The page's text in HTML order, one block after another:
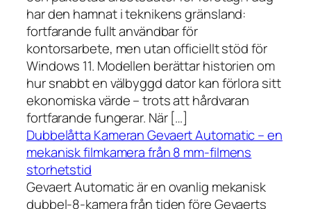
har den hamnat i teknikens gränsland:
fortfarande fullt användbar för
kontorsarbete, men utan officiellt stöd för
Windows 11. Modellen berättar historien om
hur snabbt en välbyggd dator kan förlora sitt
ekonomiska värde – trots att hårdvaran
fortfarande fungerar. När […]
Dubbelåtta Kameran Gevaert Automatic – en
mekanisk filmkamera från 8 mm-filmens
storhetstid
Gevaert Automatic är en ovanlig mekanisk
dubbel-8-kamera från tiden före Gevaerts